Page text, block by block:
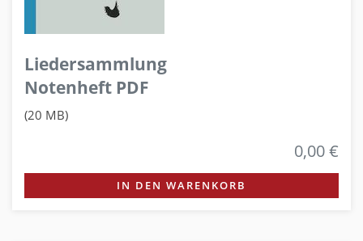
Liedersammlung
Notenheft PDF
(20 MB)
0,00 €
IN DEN WARENKORB